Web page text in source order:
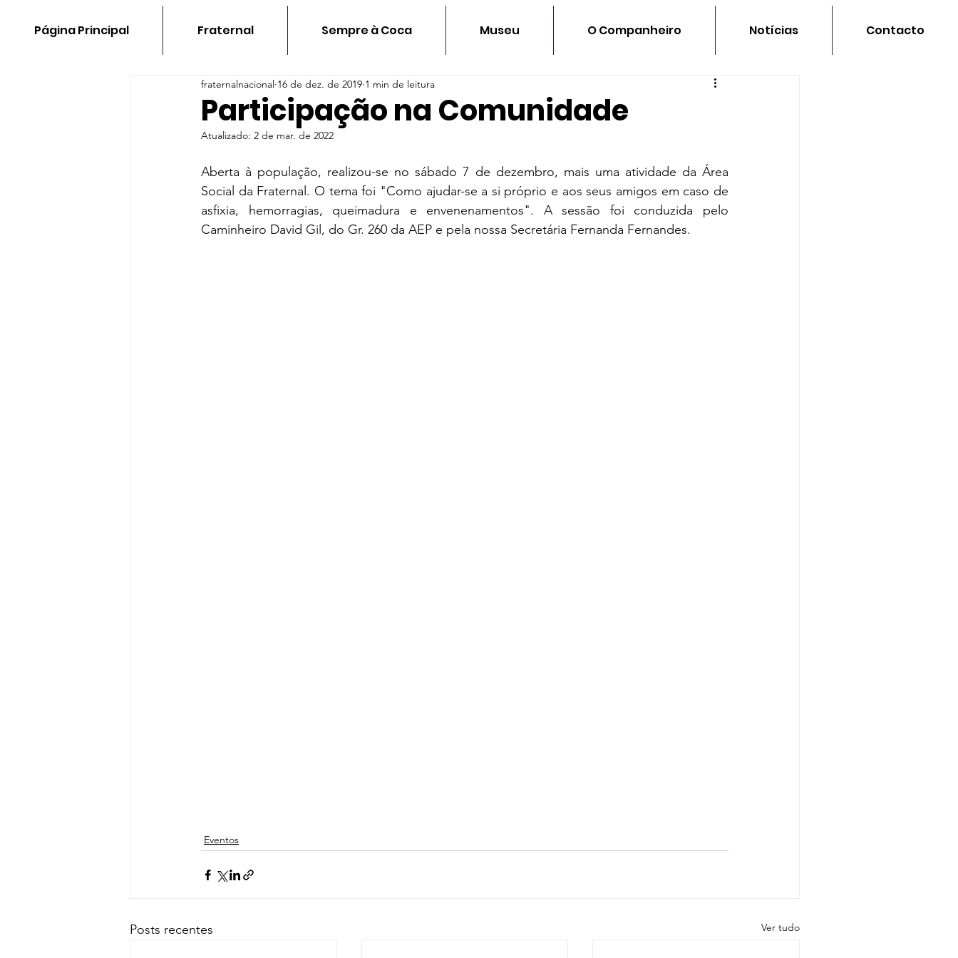
Página Principal Fraternal Sempre à Coca Museu O Companheiro Notícias Contacto
Participação na Comunidade
fraternalnacional 16 de dez. de 2019 1 min de leitura
Atualizado: 2 de mar. de 2022
Aberta à população, realizou-se no sábado 7 de dezembro, mais uma atividade da Área
Social da Fraternal. O tema foi "Como ajudar-se a si próprio e aos seus amigos em caso de
asfixia, hemorragias, queimadura e envenenamentos". A sessão foi conduzida pelo
Caminheiro David Gil, do Gr. 260 da AEP e pela nossa Secretária Fernanda Fernandes.
Eventos
Posts recentes Ver tudo